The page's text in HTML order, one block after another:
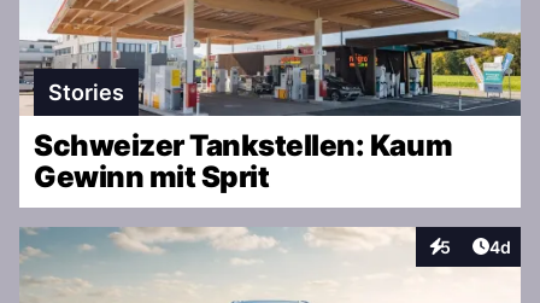
Stories
Schweizer Tankstellen: Kaum
Gewinn mit Sprit
5
Interaktionen
4d